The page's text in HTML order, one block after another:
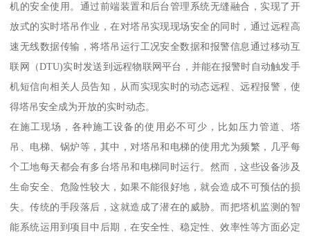
机的安全使用。通过前端装置和后台管理系统无缝融合，实现了开
放式的实时塔吊作业，在对塔吊实现现场安全的同时，通过远程高
速无线数据传输，将塔吊运行工况安全数据和报警信息通过移动互
联网（DTU)实时发送到远程物联网平台，并能在报警时自动触发手
机短信向相关人员告知，从而实现实时的动态远程、远程报警，使
得塔吊安全成为开放的实时动态。
在施工现场，各种施工设备的使用必不可少，比如压力管道、塔
吊、电梯、锅炉等，其中，对塔吊和电梯的使用尤为频繁，几乎每
个工地每天都会有多台塔吊和电梯同时运行。然而，这些设备涉及
生命安全、危险性较大，如果不能很好地，就会造成不可预估的损
失。传统的手段落后，这就造成了潜在的威胁。而把塔机监测的智
能系统运用到项目中后期，在安全性、稳定性、效率性等方面必定